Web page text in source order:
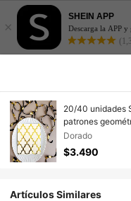
×
SHEIN APP
Descarga la APP y
20/40 unidades
patrones
decorativas para
decoraciones de
carnaval,
Dorado
$3.490
Artículos Similares